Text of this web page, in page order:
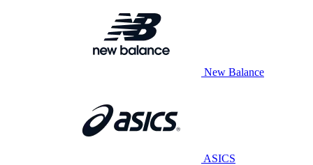
New Balance
ASICS